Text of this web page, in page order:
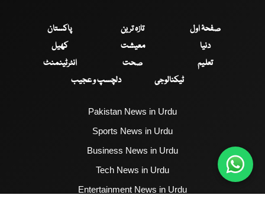
صفحۂ اول تازہ ترین
پاکستان
دنیا
معیشت
کھیل
تعلیم
صحت
انٹرٹینمنٹ
ٹیکنالوجی
دلچسپ و عجیب
Pakistan News in Urdu
Sports News in Urdu
Business News in Urdu
Tech News in Urdu
Entertainment News in Urdu